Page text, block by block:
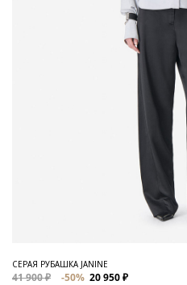
СЕРАЯ РУБАШКА JANINE
41 900 ₽ -50% 20 950 ₽